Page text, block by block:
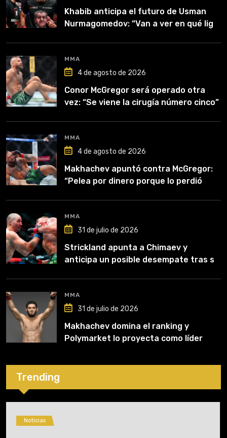
Khabib anticipa el futuro de Usman
Nurmagomedov: “Van a ver en qué liga
MMA
4 de agosto de 2026
Conor McGregor será operado otra
vez: “Se viene la cirugía número cinco”
MMA
4 de agosto de 2026
Makhachev apuntó contra McGregor:
“Pelea por dinero porque lo perdió
MMA
31 de julio de 2026
Strickland apunta a Chimaev y
anticipa un posible desempate tras su
MMA
31 de julio de 2026
Makhachev domina el ranking y
Polymarket lo proyecta como líder
Trending
Noticias